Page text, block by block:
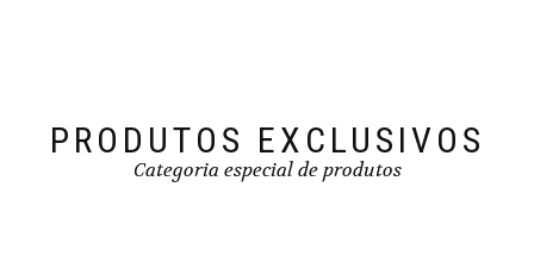
PRODUTOS EXCLUSIVOS
Categoria especial de produtos